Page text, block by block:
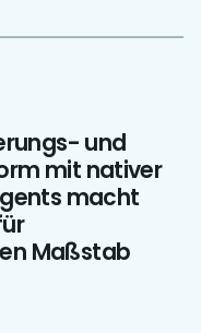
und
mit nativer
macht
Maßstab